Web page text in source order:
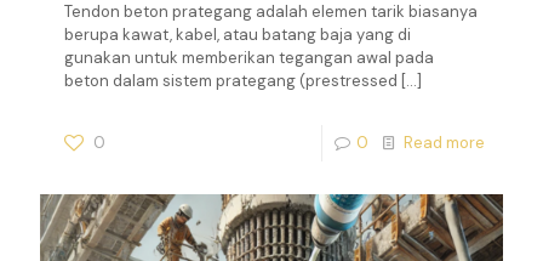
Tendon beton prategang adalah elemen tarik biasanya
berupa kawat, kabel, atau batang baja yang di
gunakan untuk memberikan tegangan awal pada
beton dalam sistem prategang (prestressed […]
0 0 Read more